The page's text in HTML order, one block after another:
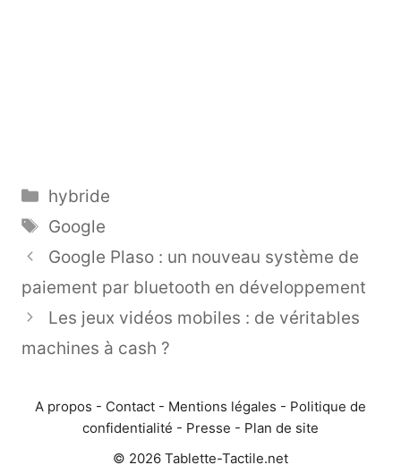
Catégories
hybride
Étiquettes
Google
Google Plaso : un nouveau système de
paiement par bluetooth en développement
Les jeux vidéos mobiles : de véritables
machines à cash ?
A propos - Contact - Mentions légales - Politique de
confidentialité - Presse - Plan de site
© 2026 Tablette-Tactile.net